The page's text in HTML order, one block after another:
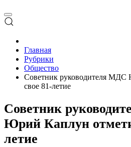
Главная
Рубрики
Общество
Советник руководителя
свое 81-летие
Советник
Юрий Каплун
летие